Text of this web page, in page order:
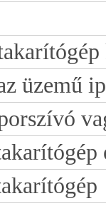
üzemű